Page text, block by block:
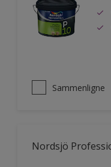
Sammenligne
Nordsjö